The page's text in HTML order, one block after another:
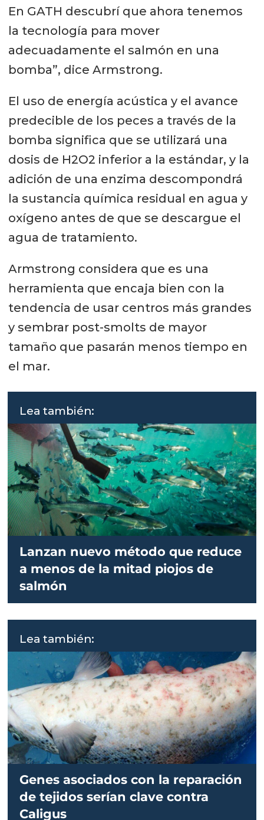
En GATH descubrí que ahora tenemos
la tecnología para mover
adecuadamente el salmón en una
bomba”, dice Armstrong.
El uso de energía acústica y el avance
predecible de los peces a través de la
bomba significa que se utilizará una
dosis de H2O2 inferior a la estándar, y la
adición de una enzima descompondrá
la sustancia química residual en agua y
oxígeno antes de que se descargue el
agua de tratamiento.
Armstrong considera que es una
herramienta que encaja bien con la
tendencia de usar centros más grandes
y sembrar post-smolts de mayor
tamaño que pasarán menos tiempo en
el mar.
Lea también:
Lanzan nuevo método que reduce
a menos de la mitad piojos de
salmón
Lea también:
Genes asociados con la reparación
de tejidos serían clave contra
Caligus